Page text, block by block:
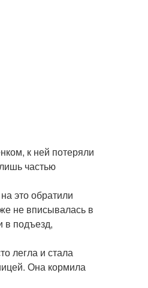
к ней потеряли
частью
это обратили
не вписывалась в
в подъезд,
легла и стала
Она кормила